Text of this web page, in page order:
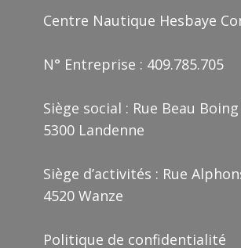
Centre Nautique Hesbaye
N° Entreprise : 409.785.705
Siège social : Rue Beau
5300 Landenne
Siège d’activités : Rue
4520 Wanze
Politique de confidentialité